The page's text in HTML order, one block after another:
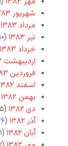
شهریور ۱۳۸۳
مرداد ۱۳۸۳
تیر ۱۳۸۳
(۱۰)
خرداد ۱۳۸۳
اردیبهشت ۱۳۸۳
فروردین ۱۳۸۳
اسفند ۱۳۸۲
بهمن ۱۳۸۲
دی ۱۳۸۲
(۱۵)
آذر ۱۳۸۲
(۳۶)
آبان ۱۳۸۲
(۴۱)